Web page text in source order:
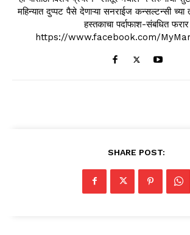
महिन्यात दुप्पट पैसे देणाऱ्या सनराईज कन्सल्टन्सी
हस्तकाचा पर्दाफाश-संबधित फरार
https://www.facebook.com/
SHARE POST: